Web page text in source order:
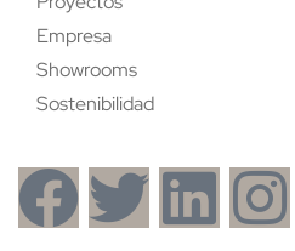
Empresa
Showrooms
Sostenibilidad